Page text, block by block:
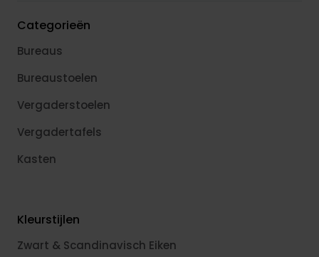
Categorieën
Bureaus
Bureaustoelen
Vergaderstoelen
Vergadertafels
Kasten
Kleurstijlen
Zwart & Scandinavisch Eiken